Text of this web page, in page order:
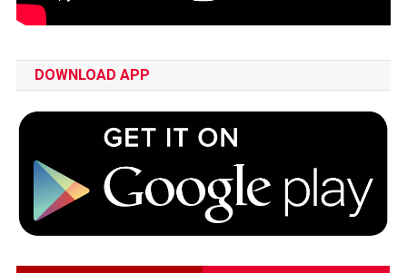
DOWNLOAD APP